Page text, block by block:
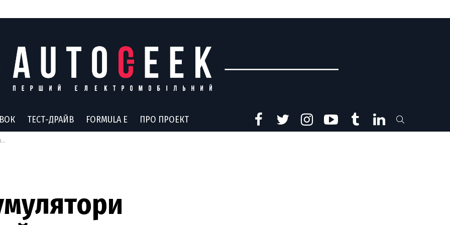
ТЕСТ-ДРАЙВ FORMULA E ПРО ПРОЕКТ